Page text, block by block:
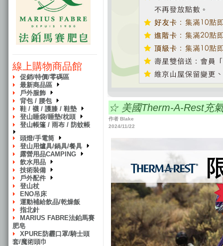
線上購物商品館
促銷/特價/零碼區
最新商品區
戶外服飾
背包 / 腰包
鞋 / 襪 / 護膝 / 鞋墊
登山睡袋/睡墊/枕頭
登山帳篷 / 雨布 / 防蚊帳
頭燈/手電筒
登山用爐具/鍋具/餐具
露營用品CAMPING
飲水用品
技術裝備
戶外配件
登山杖
ENO吊床
運動補給飲品/乾燥飯
指北針
MARIUS FABRE法鉑馬賽
肥皂
XPURE防霾口罩/騎士頭
套/魔術頭巾
☆ 美國Therm-A-Rest充
作者 Blake
2024/11/22